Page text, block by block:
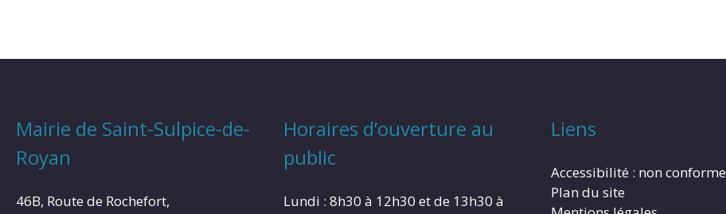
Mairie de Saint-Sulpice-de-
Royan
46B, Route de Rochefort,
Horaires d’ouverture au
public
Lundi : 8h30 à 12h30 et de 13h30 à
Liens
Accessibilité : non conforme
Plan du site